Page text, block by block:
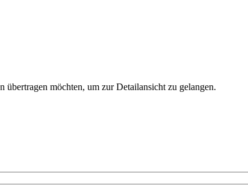
möchten, um zur Detailansicht zu gelangen.